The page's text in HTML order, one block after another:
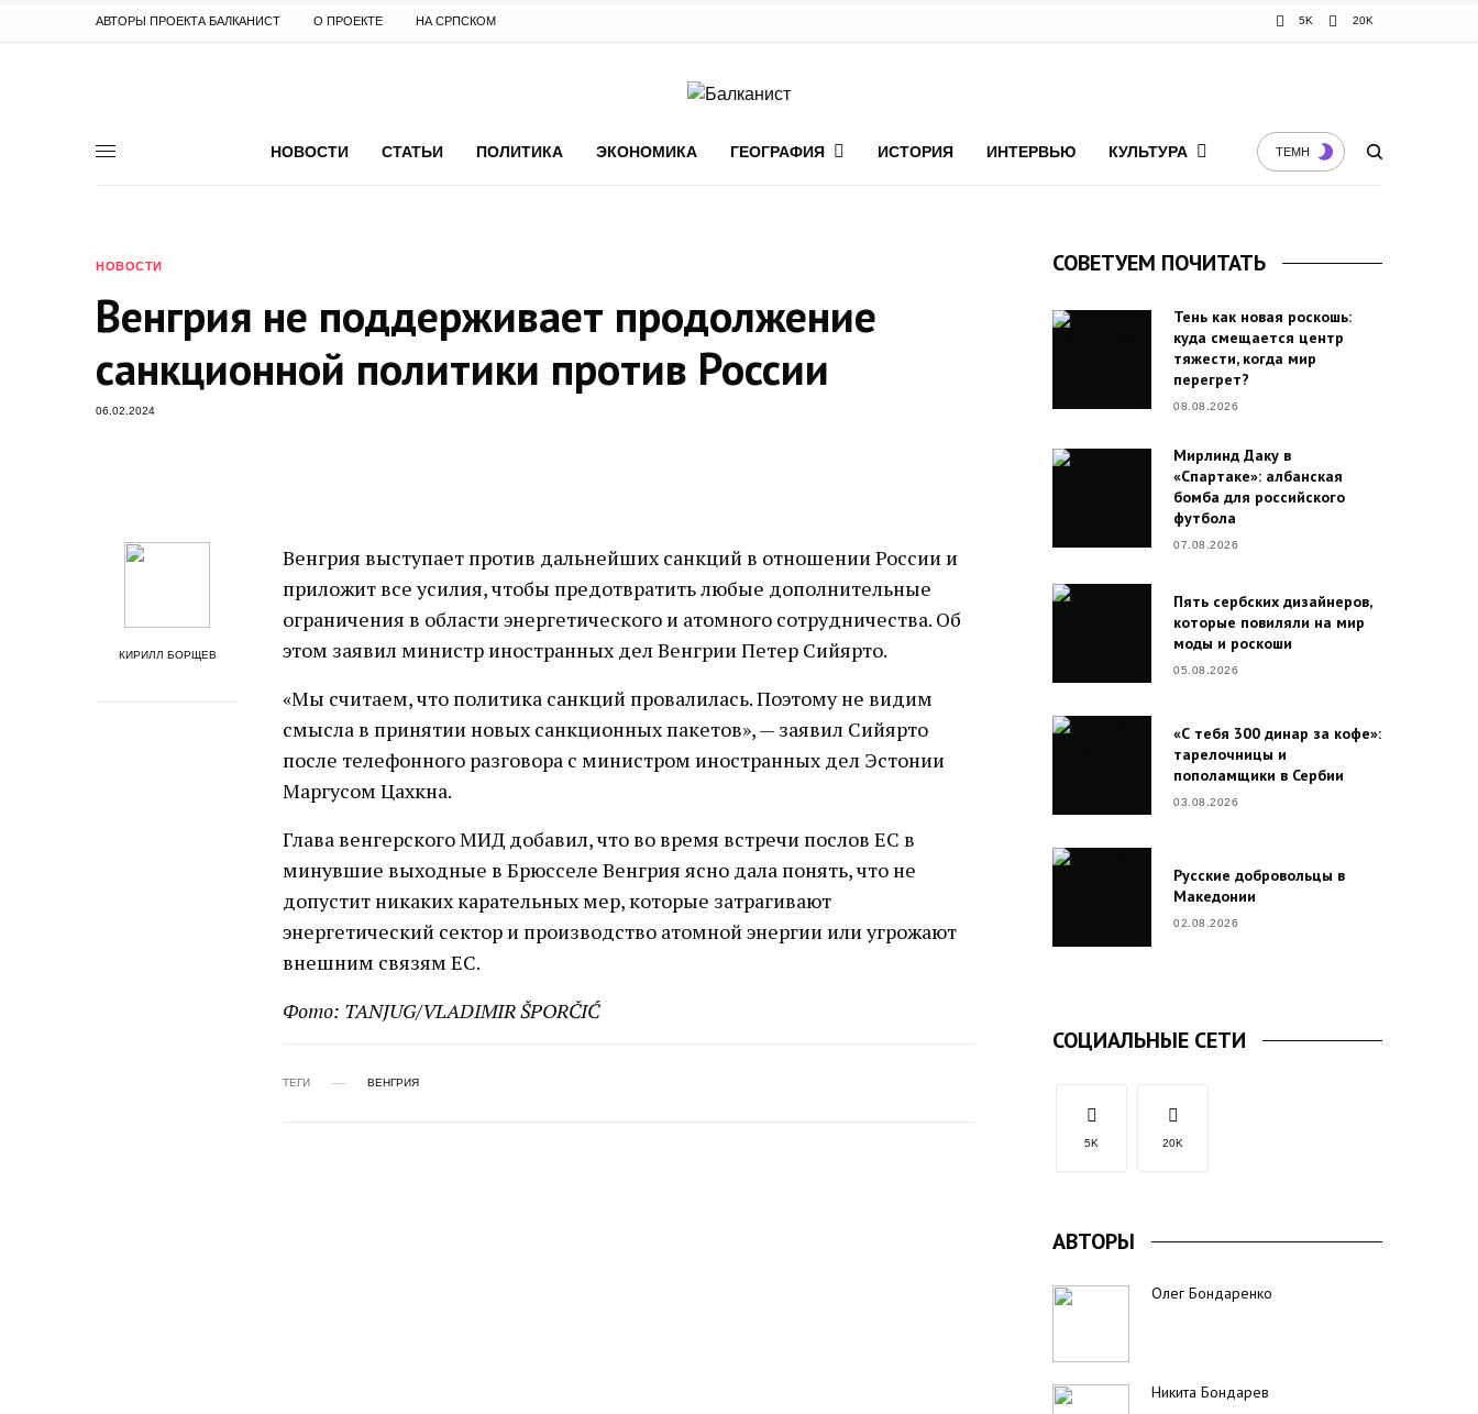
АВТОРЫ ПРОЕКТА БАЛКАНИСТ О ПРОЕКТЕ НА СРПСКОМ 5K 20K
НОВОСТИ СТАТЬИ ПОЛИТИКА ЭКОНОМИКА ГЕОГРАФИЯ ИСТОРИЯ ИНТЕРВЬЮ КУЛЬТУРА ТЕМН
НОВОСТИ
Венгрия не поддерживает продолжение
санкционной политики против России
06.02.2024
КИРИЛЛ БОРЩЕВ
Венгрия выступает против дальнейших санкций в отношении России и
приложит все усилия, чтобы предотвратить любые дополнительные
ограничения в области энергетического и атомного сотрудничества. Об
этом заявил министр иностранных дел Венгрии Петер Сийярто.
«Мы считаем, что политика санкций провалилась. Поэтому не видим
смысла в принятии новых санкционных пакетов», — заявил Сийярто
после телефонного разговора с министром иностранных дел Эстонии
Маргусом Цахкна.
Глава венгерского МИД добавил, что во время встречи послов ЕС в
минувшие выходные в Брюсселе Венгрия ясно дала понять, что не
допустит никаких карательных мер, которые затрагивают
энергетический сектор и производство атомной энергии или угрожают
внешним связям ЕС.
Фото: TANJUG/VLADIMIR ŠPORČIĆ
ТЕГИ ВЕНГРИЯ
СОВЕТУЕМ ПОЧИТАТЬ
Тень как новая роскошь:
куда смещается центр
тяжести, когда мир
перегрет?
08.08.2026
Мирлинд Даку в
«Спартаке»: албанская
бомба для российского
футбола
07.08.2026
Пять сербских дизайнеров,
которые повиляли на мир
моды и роскоши
05.08.2026
«С тебя 300 динар за кофе»:
тарелочницы и
пополамщики в Сербии
03.08.2026
Русские добровольцы в
Македонии
02.08.2026
СОЦИАЛЬНЫЕ СЕТИ
5K 20K
АВТОРЫ
Олег Бондаренко
Никита Бондарев